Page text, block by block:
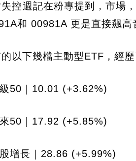
控週記在粉專提到，市場
和 00981A 更是直接飆高
以下幾檔主動型ETF，經
50｜10.01 (+3.62%)
50｜17.92 (+5.85%)
增長｜28.86 (+5.99%)